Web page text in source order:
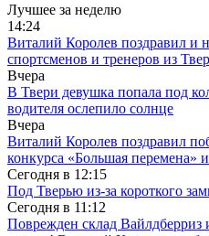
Лучшее за неделю
14:24
Виталий Королев поздравил и
спортсменов и тренеров из
Вчера
В Твери девушка попала под
водителя ослепило солнце
Вчера
Виталий Королев поздравил
конкурса «Большая перемена»
Сегодня в 12:15
Под Тверью из-за короткого
Сегодня в 11:12
Поврежден склад